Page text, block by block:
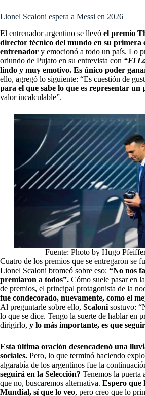
Lionel Scaloni espera a Messi en 2026
El entrenador argentino se llevó el premio
director técnico del mundo en su primera
entrenador y emocionó a todo un país. Lo
oriundo de Pujato en su entrevista con “El
lindo y muy emotivo. Es único poder
ello, agregó lo siguiente: “Es cuestión de
para el que sabe lo que es representar un
valor incalculable”.
Fuente: Photo by Hugo
Cuatro de los premios que se entregaron se
Lionel Scaloni bromeó sobre eso: “No nos
premiaron a todos”. Cómo suele pasar en
de premios, el principal protagonista de la
fue condecorado, nuevamente, como el
Al preguntarle sobre ello, Scaloni sostuvo:
lo que se dice. Tengo la suerte de hablar en
dirigirlo, y lo más importante, es que
Esta última oración desencadenó una
sociales. Pero, lo que terminó haciendo
algarabía de los argentinos fue la
seguirá en la Selección? Tenemos la puerta
que no, buscaremos alternativa. Espero que
Mundial, sí que lo veo, pero creo que lo